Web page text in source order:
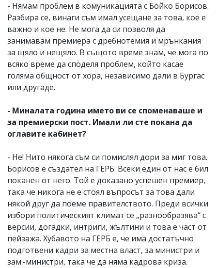
- Нямам проблем в комуникацията с Бойко Борисов.
Разбира се, винаги съм имал усещане за това, кое е
важно и кое не. Не мога да си позволя да
занимавам премиера с дребнотемия и мрънкания
за щяло и нещяло. В същото време знам, че мога по
всяко време да споделя проблем, който касае
голяма общност от хора, независимо дали в Бургас
или другаде.
- Миналата година името ви се споменаваше и
за премиерски пост. Имали ли сте покана да
оглавите кабинет?
- Не! Нито някога съм си помислял дори за миг това.
Борисов е създател на ГЕРБ. Всеки един от нас е бил
поканен от него. Той е доказано успешен премиер,
така че никога не е стоял въпросът за това дали
някой друг да поеме правителството. Преди всички
избори политическият климат се „разнообразява“ с
версии, догадки, интриги, жълтини и това е част от
пейзажа. Хубавото на ГЕРБ е, че има достатъчно
подготвени кадри за местна власт, за министри и
зам.-министри, така че да няма кадрова криза.